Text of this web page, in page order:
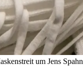
um Jens Spahn